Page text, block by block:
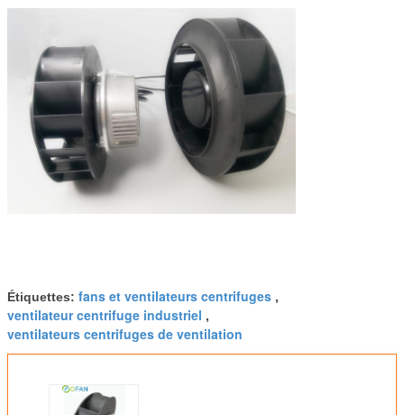
Étiquettes: fans et ventilateurs centrifuges ,
ventilateur centrifuge industriel ,
ventilateurs centrifuges de ventilation